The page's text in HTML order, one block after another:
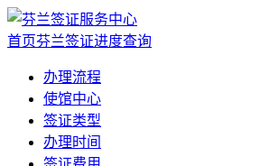
首页芬兰签证进度查询
办理流程
使馆中心
签证类型
办理时间